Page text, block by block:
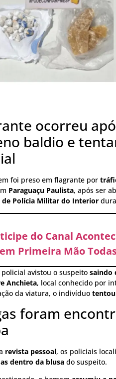
ocorreu
baldio e
foi preso em flagrante por
Paraguaçu Paulista, após ser
de Polícia Militar do Interior
do Canal
em Primeira Mão
avistou o suspeito saindo
Anchieta, local conhecido por
da viatura, o indivíduo
foram
revista pessoal, os policiais
dentro da blusa do suspeito.